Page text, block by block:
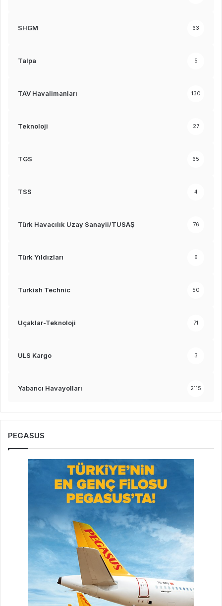
SHGM 63
Talpa 5
TAV Havalimanları 130
Teknoloji 27
TGS 65
TSS 4
Türk Havacılık Uzay Sanayii/TUSAŞ 76
Türk Yıldızları 6
Turkish Technic 50
Uçaklar-Teknoloji 71
ULS Kargo 3
Yabancı Havayolları 2115
PEGASUS